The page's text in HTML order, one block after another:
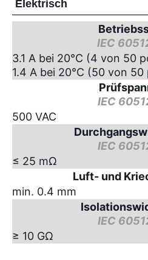
Elektrisch
IEC
3.1 A bei 20°C (4 von 50
1.4 A bei 20°C (50 von 50
IEC
500 VAC
IEC
≤ 25 mΩ
Luft- und
min. 0.4 mm
IEC
≥ 10 GΩ